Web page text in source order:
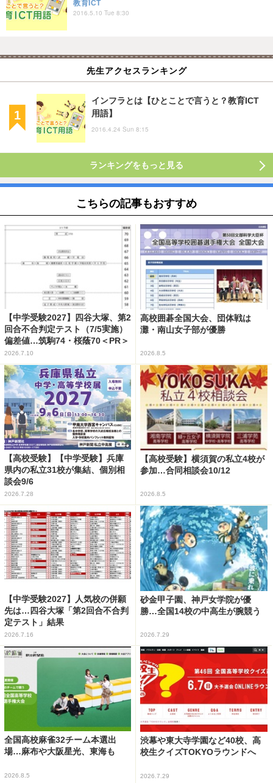
教育ICT
2016.5.10 Tue 8:30
先生アクセスランキング
インフラとは【ひとことで言うと？教育ICT
用語】
2016.4.24 Sun 8:15
ランキングをもっと見る
こちらの記事もおすすめ
【中学受験2027】四谷大塚、第2
回合不合判定テスト（7/5実施）
偏差値…筑駒74・桜蔭70＜PR＞
2026.7.10
高校囲碁全国大会、団体戦は
灘・南山女子部が優勝
2026.8.5
【高校受験】【中学受験】兵庫
県内の私立31校が集結、個別相
談会9/6
2026.7.28
【高校受験】横須賀の私立4校が
参加…合同相談会10/12
2026.8.5
【中学受験2027】人気校の併願
先は…四谷大塚「第2回合不合判
定テスト」結果
2026.7.16
砂金甲子園、神戸女学院が優
勝…全国14校の中高生が腕競う
2026.7.29
全国高校麻雀32チーム本選出
場…麻布や大阪星光、東海も
2026.8.5
渋幕や東大寺学園など40校、高
校生クイズTOKYOラウンドへ
2026.7.29